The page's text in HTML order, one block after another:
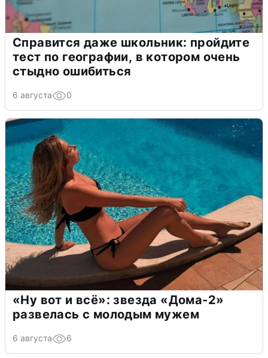
Справится даже школьник: пройдите
тест по географии, в котором очень
стыдно ошибиться
6 августа 0
«Ну вот и всё»: звезда «Дома-2»
развелась с молодым мужем
6 августа 6